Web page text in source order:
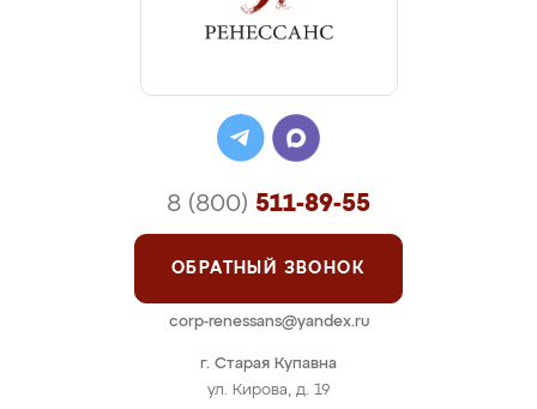
г. Старая Купавна
ул. Кирова, д. 19
8 (800) 511-89-55
ОБРАТНЫЙ ЗВОНОК
corp-renessans@yandex.ru